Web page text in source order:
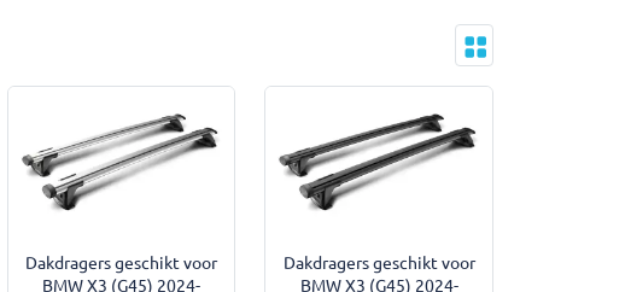
Dakdragers geschikt voor
BMW X3 (G45) 2024-
Dakdragers geschikt voor
BMW X3 (G45) 2024-